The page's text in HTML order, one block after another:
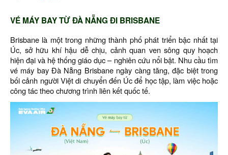
VÉ MÁY BAY TỪ ĐÀ NẴNG ĐI BRISBANE
Brisbane là một trong những thành phố phát triển bậc nhất tại
Úc, sở hữu khí hậu dễ chịu, cảnh quan ven sông quy hoạch
hiện đại và hệ thống giáo dục – nghiên cứu nổi bật. Nhu cầu tìm
vé máy bay Đà Nẵng Brisbane ngày càng tăng, đặc biệt trong
bối cảnh người Việt di chuyển đến Úc để học tập, làm việc hoặc
công tác theo chương trình liên kết quốc tế.